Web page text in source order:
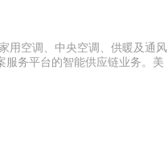
用空调、中央空调、供暖及通风
服务平台的智能供应链业务。美